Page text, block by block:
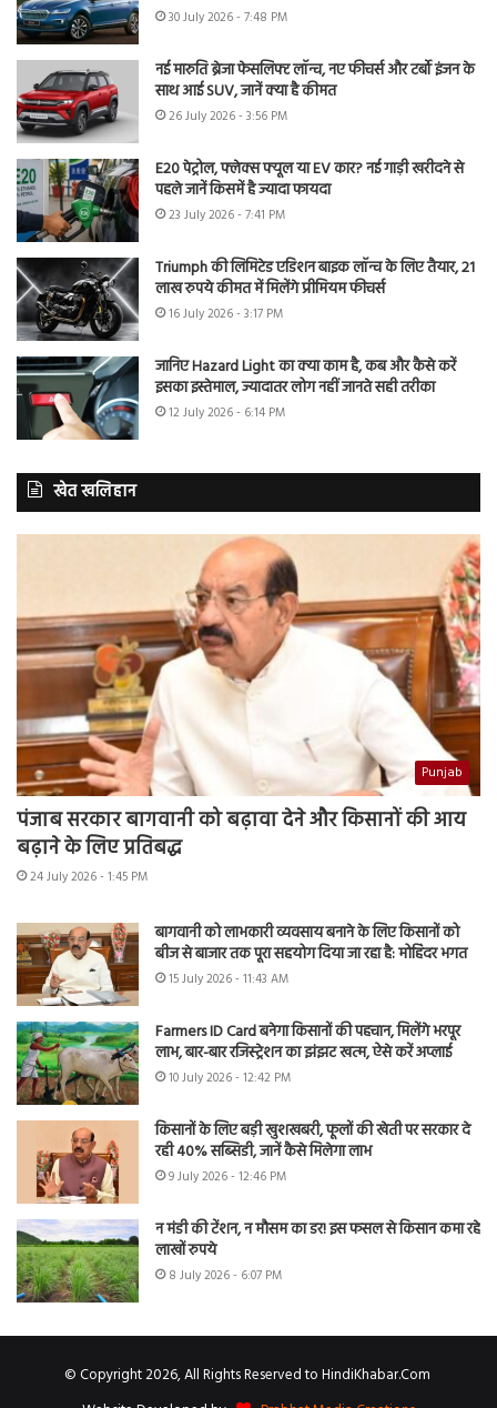
30 July 2026 - 7:48 PM
नई मारुति ब्रेजा फेसलिफ्ट लॉन्च, नए फीचर्स और टर्बो इंजन के
साथ आई SUV, जानें क्या है कीमत
26 July 2026 - 3:56 PM
E20 पेट्रोल, फ्लेक्स फ्यूल या EV कार? नई गाड़ी खरीदने से
पहले जानें किसमें है ज्यादा फायदा
23 July 2026 - 7:41 PM
Triumph की लिमिटेड एडिशन बाइक लॉन्च के लिए तैयार, 21
लाख रुपये कीमत में मिलेंगे प्रीमियम फीचर्स
16 July 2026 - 3:17 PM
जानिए Hazard Light का क्या काम है, कब और कैसे करें
इसका इस्तेमाल, ज्यादातर लोग नहीं जानते सही तरीका
12 July 2026 - 6:14 PM
खेत खलिहान
Punjab
पंजाब सरकार बागवानी को बढ़ावा देने और किसानों की आय
बढ़ाने के लिए प्रतिबद्ध
24 July 2026 - 1:45 PM
बागवानी को लाभकारी व्यवसाय बनाने के लिए किसानों को
बीज से बाजार तक पूरा सहयोग दिया जा रहा है: मोहिंदर भगत
15 July 2026 - 11:43 AM
Farmers ID Card बनेगा किसानों की पहचान, मिलेंगे भरपूर
लाभ, बार-बार रजिस्ट्रेशन का झंझट खत्म, ऐसे करें अप्लाई
10 July 2026 - 12:42 PM
किसानों के लिए बड़ी खुशखबरी, फूलों की खेती पर सरकार दे
रही 40% सब्सिडी, जानें कैसे मिलेगा लाभ
9 July 2026 - 12:46 PM
न मंडी की टेंशन, न मौसम का डर! इस फसल से किसान कमा रहे
लाखों रुपये
8 July 2026 - 6:07 PM
© Copyright 2026, All Rights Reserved to HindiKhabar.Com